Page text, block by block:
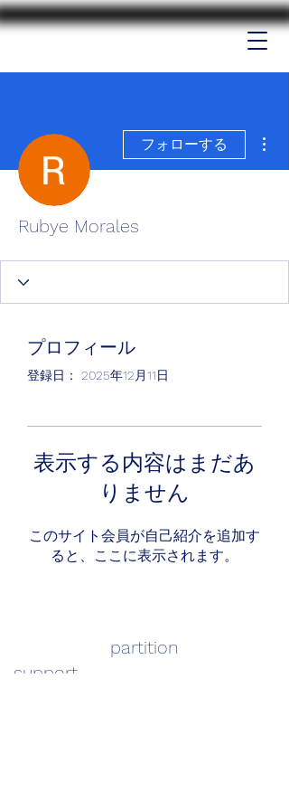
フォローする
Rubye Morales
プロフィール
登録日： 2025年12月11日
表示する内容はまだあ
りません
このサイト会員が自己紹介を追加す
ると、ここに表示されます。
partition
support